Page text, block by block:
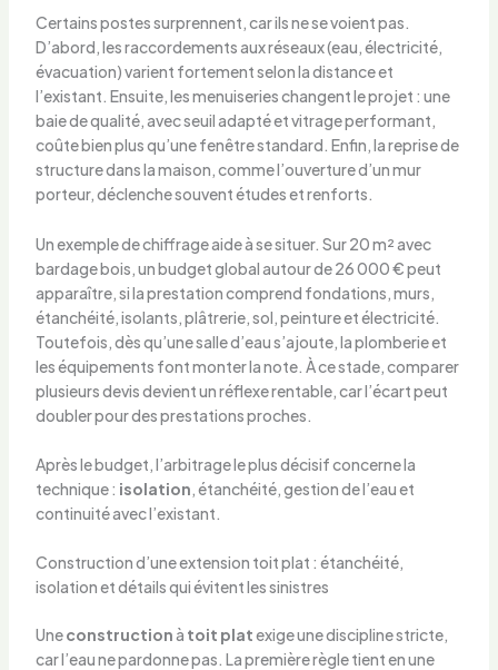
Certains postes surprennent, car ils ne se voient pas.
D’abord, les raccordements aux réseaux (eau, électricité,
évacuation) varient fortement selon la distance et
l’existant. Ensuite, les menuiseries changent le projet : une
baie de qualité, avec seuil adapté et vitrage performant,
coûte bien plus qu’une fenêtre standard. Enfin, la reprise de
structure dans la maison, comme l’ouverture d’un mur
porteur, déclenche souvent études et renforts.
Un exemple de chiffrage aide à se situer. Sur 20 m² avec
bardage bois, un budget global autour de 26 000 € peut
apparaître, si la prestation comprend fondations, murs,
étanchéité, isolants, plâtrerie, sol, peinture et électricité.
Toutefois, dès qu’une salle d’eau s’ajoute, la plomberie et
les équipements font monter la note. À ce stade, comparer
plusieurs devis devient un réflexe rentable, car l’écart peut
doubler pour des prestations proches.
Après le budget, l’arbitrage le plus décisif concerne la
technique : isolation, étanchéité, gestion de l’eau et
continuité avec l’existant.
Construction d’une extension toit plat : étanchéité,
isolation et détails qui évitent les sinistres
Uneconstructionà toit platexige une discipline stricte,
car l’eau ne pardonne pas. La première règle tient en une